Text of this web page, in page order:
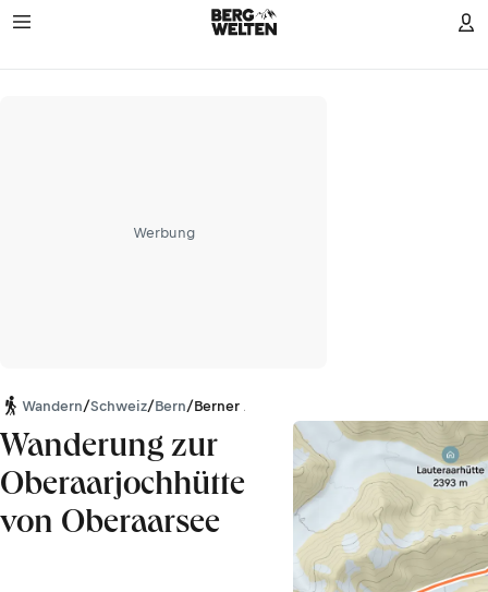
Werbung
Wandern/Schweiz/Bern/Berner Alpen
Wanderung zur
Oberaarjochhütte
von Oberaarsee